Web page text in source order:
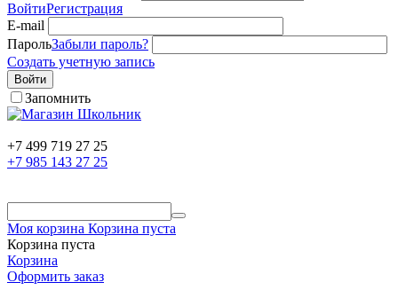
ВойтиРегистрация
E-mail
ПарольЗабыли пароль?
Создать учетную запись
Войти
Запомнить
+7 499 719 27 25
+7 985 143 27 25
Моя корзина Корзина пуста
Корзина пуста
Корзина
Оформить заказ